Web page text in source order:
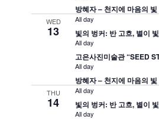
방혜자 – 천지에 마음의
WED
13
All day
빛의 벙커: 반 고흐, 별이
All day
고은사진미술관 “SEED
All day
방혜자 – 천지에 마음의
THU
14
All day
빛의 벙커: 반 고흐, 별이
All day